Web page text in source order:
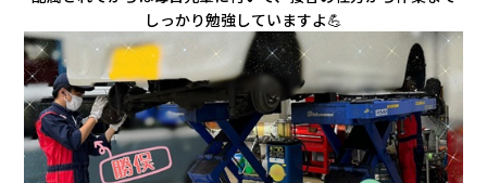
しっかり勉強していますよ💪